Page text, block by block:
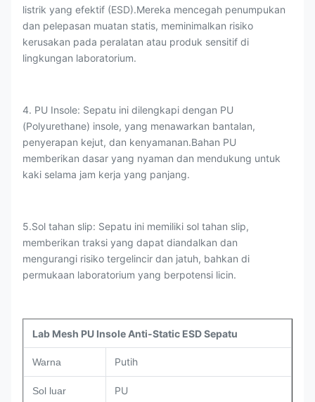
listrik yang efektif (ESD).Mereka mencegah penumpukan
dan pelepasan muatan statis, meminimalkan risiko
kerusakan pada peralatan atau produk sensitif di
lingkungan laboratorium.
4. PU Insole: Sepatu ini dilengkapi dengan PU
(Polyurethane) insole, yang menawarkan bantalan,
penyerapan kejut, dan kenyamanan.Bahan PU
memberikan dasar yang nyaman dan mendukung untuk
kaki selama jam kerja yang panjang.
5.Sol tahan slip: Sepatu ini memiliki sol tahan slip,
memberikan traksi yang dapat diandalkan dan
mengurangi risiko tergelincir dan jatuh, bahkan di
permukaan laboratorium yang berpotensi licin.
Lab Mesh PU Insole Anti-Static ESD Sepatu
Warna Putih
Sol luar PU